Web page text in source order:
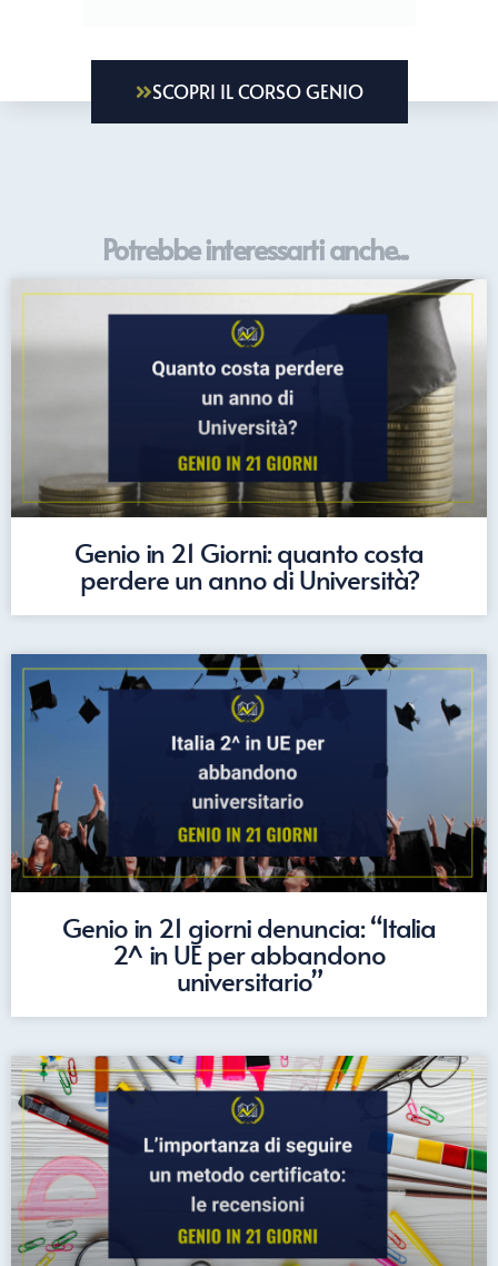
SCOPRI IL CORSO GENIO
Potrebbe interessarti anche...
Genio in 21 Giorni: quanto costa
perdere un anno di Università?
Genio in 21 giorni denuncia: “Italia
2^ in UE per abbandono
universitario”